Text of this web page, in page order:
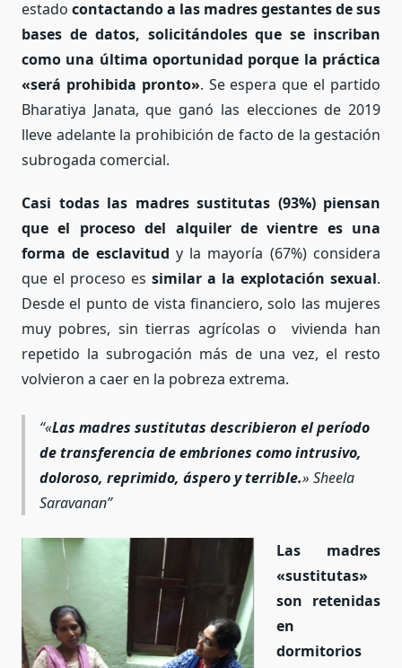
estado contactando a las madres gestantes de sus
bases de datos, solicitándoles que se inscriban
como una última oportunidad porque la práctica
«será prohibida pronto». Se espera que el partido
Bharatiya Janata, que ganó las elecciones de 2019
lleve adelante la prohibición de facto de la gestación
subrogada comercial.
Casi todas las madres sustitutas (93%) piensan
que el proceso del alquiler de vientre es una
forma de esclavitud y la mayoría (67%) considera
que el proceso es similar a la explotación sexual.
Desde el punto de vista financiero, solo las mujeres
muy pobres, sin tierras agrícolas o vivienda han
repetido la subrogación más de una vez, el resto
volvieron a caer en la pobreza extrema.
«Las madres sustitutas describieron el período
de transferencia de embriones como intrusivo,
doloroso, reprimido, áspero y terrible.» Sheela
Saravanan
Las madres
«sustitutas»
son retenidas
en
dormitorios